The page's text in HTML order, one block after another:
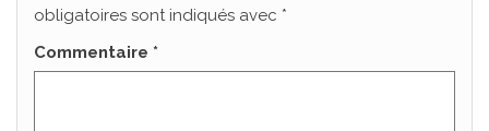
obligatoires sont indiqués avec *
Commentaire *